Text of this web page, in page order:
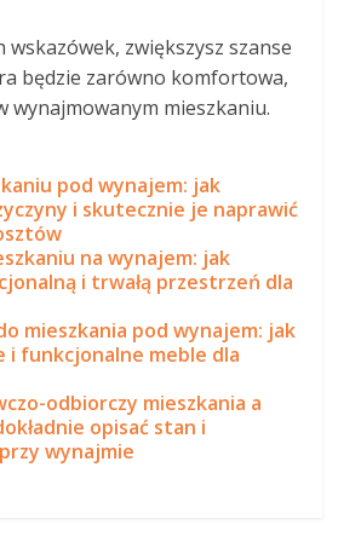
wskazówek, zwiększysz szanse
będzie zarówno komfortowa,
wynajmowanym mieszkaniu.
pod wynajem: jak
i skutecznie je naprawić
na wynajem: jak
i trwałą przestrzeń dla
mieszkania pod wynajem: jak
i funkcjonalne meble dla
odbiorczy mieszkania a
opisać stan i
wynajmie